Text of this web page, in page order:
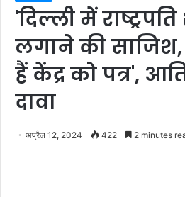
'दिल्ली में
लगाने की साजिश,
हैं केंद्र को पत्र',
दावा
अप्रैल 12, 2024 422 2 minutes